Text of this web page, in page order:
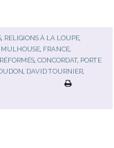
, RELIGIONS À LA LOUPE,
MULHOUSE FRANCE
RÉFORMÉS ,CONCORDAT, PORTE
DAVID TOURNIER